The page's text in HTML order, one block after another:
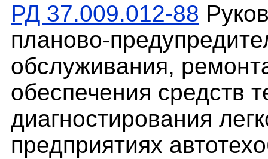
РД 37.009.012-88
планово-
обслуживания,
обеспечения средств
диагностирования
предприятиях